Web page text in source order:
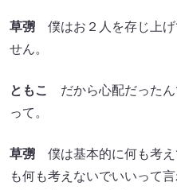
草彅 僕はお２人を存じ上げ
せん。
ともこ
だから心配だったん
って。
草彅 僕は基本的に何も考え
も何も考えないでいいって